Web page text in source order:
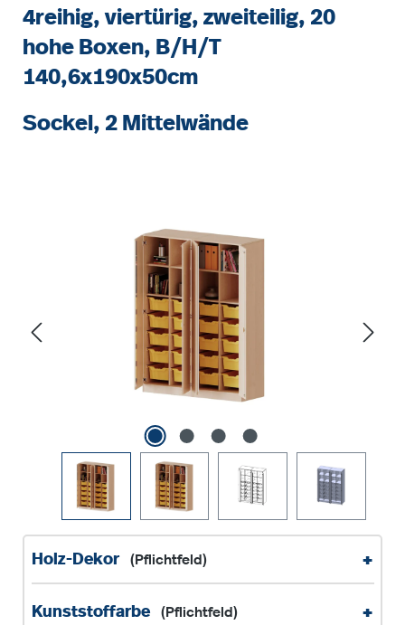
4reihig, viertürig, zweiteilig, 20
hohe Boxen, B/H/T
140,6x190x50cm
Sockel, 2 Mittelwände
Holz-Dekor (Pflichtfeld) +
Kunststoffarbe (Pflichtfeld) +